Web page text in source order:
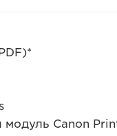
Canon